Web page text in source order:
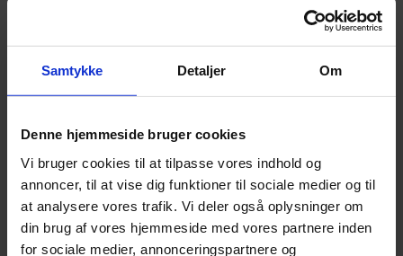
Samtykke Detaljer Om
Denne hjemmeside bruger cookies
Vi bruger cookies til at tilpasse vores indhold og
annoncer, til at vise dig funktioner til sociale medier og til
at analysere vores trafik. Vi deler også oplysninger om
din brug af vores hjemmeside med vores partnere inden
for sociale medier, annonceringspartnere og
Arrangementer